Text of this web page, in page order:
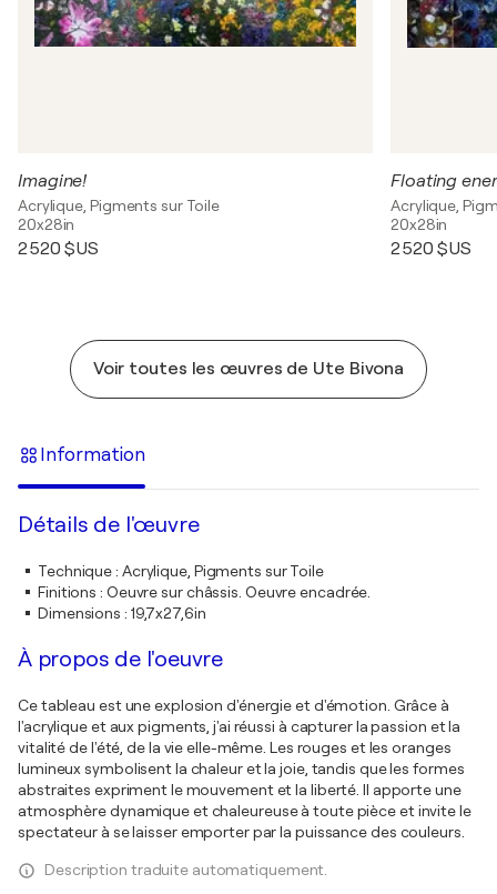
Imagine!
Acrylique, Pigments sur Toile
20x28in
2 520 $US
Floating
Acrylique,
20x28in
2 520 $US
Voir toutes les œuvres de Ute Bivona
Information
Détails de l'œuvre
Technique: Acrylique, Pigments sur Toile
Finitions : Oeuvre sur châssis. Oeuvre encadrée.
Dimensions : 19,7x27,6in
À propos de l'oeuvre
Ce tableau est une explosion d'énergie et d'émotion. Grâce à
l'acrylique et aux pigments, j'ai réussi à capturer la passion et la
vitalité de l'été, de la vie elle-même. Les rouges et les oranges
lumineux symbolisent la chaleur et la joie, tandis que les formes
abstraites expriment le mouvement et la liberté. Il apporte une
atmosphère dynamique et chaleureuse à toute pièce et invite le
spectateur à se laisser emporter par la puissance des couleurs.
Description traduite automatiquement.